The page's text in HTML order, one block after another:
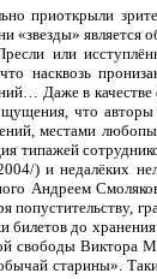
приоткрыли
«звезды» является
или
насквозь
Даже в качестве
что авторы
местами
типажей
) и недалёких
Андреем
попустительству,
билетов до хранения
свободы Виктора
старины».